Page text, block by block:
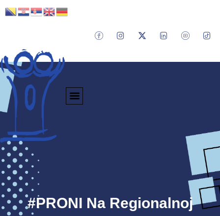
#PRONI Na Regionalnoj